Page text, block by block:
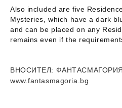
Also included are five
Mysteries, which have a dark
and can be placed on any
remains even if the
ВНОСИТЕЛ:
www.fantasmagoria.bg